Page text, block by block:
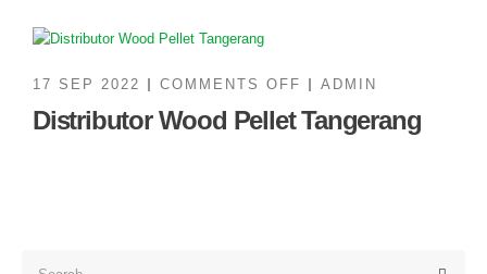
17 SEP 2022 COMMENTS OFF ADMIN
Distributor Wood Pellet Tangerang